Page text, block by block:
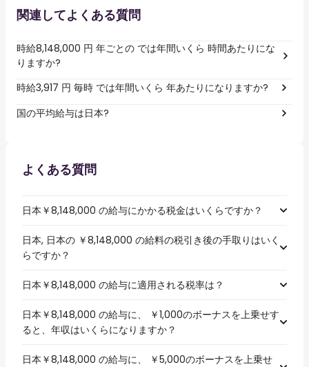
関連してよくある質問
時給8,148,000 円 年ごとの では年間いくら 時間あたりにな
りますか?
時給3,917 円 毎時 では年間いくら 年あたりになりますか?
国の平均給与は日本?
よくある質問
日本￥8,148,000 の給与にかかる税金はいくらですか？
日本, 日本の ￥8,148,000 の給料の税引き後の手取りはいく
らですか？
日本￥8,148,000 の給与に適用される税率は？
日本￥8,148,000 の給与に、 ￥1,000のボーナスを上乗せす
ると、年収はいくらになりますか？
日本￥8,148,000 の給与に、 ￥5,000のボーナスを上乗せ